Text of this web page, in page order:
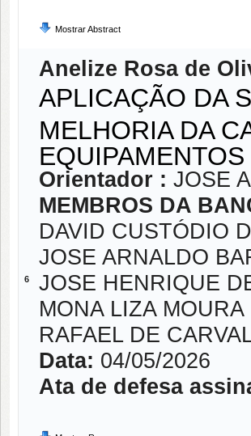
Mostrar Abstract
6
Anelize Rosa de
APLICAÇÃO DA
MELHORIA DA
Orientador : JOSE
MEMBROS DA
DAVID CUSTÓDIO
JOSE ARNALDO
JOSE HENRIQUE
MONA LIZA
RAFAEL DE
Data: 04/05/2026
Ata de defesa